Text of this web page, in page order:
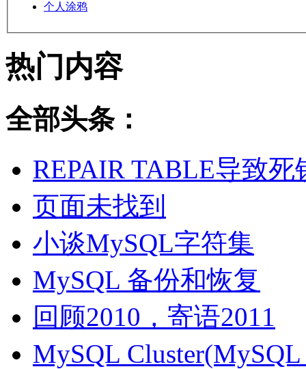
个人涂鸦
热门内容
全部头条：
REPAIR TABLE导致死
页面未找到
小谈MySQL字符集
MySQL 备份和恢复
回顾2010，寄语2011
MySQL